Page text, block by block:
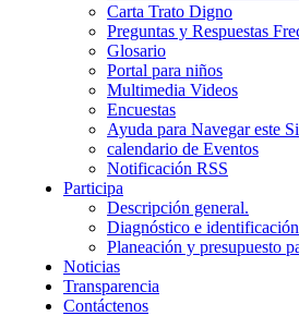
Carta Trato Digno
Preguntas y Respuestas
Glosario
Portal para niños
Multimedia Videos
Encuestas
Ayuda para Navegar este
calendario de Eventos
Notificación RSS
Participa
Descripción general.
Diagnóstico e
Planeación y presupuesto
Noticias
Transparencia
Contáctenos